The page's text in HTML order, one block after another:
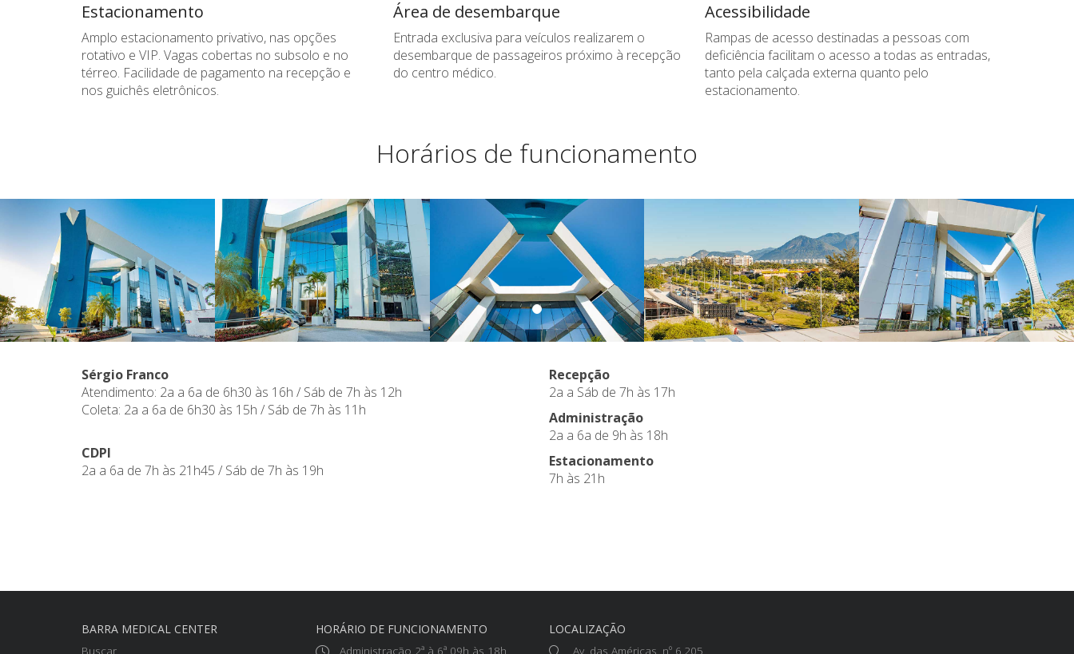
Estacionamento
Amplo estacionamento privativo, nas opções
rotativo e VIP. Vagas cobertas no subsolo e no
térreo. Facilidade de pagamento na recepção e
nos guichês eletrônicos.
Área de desembarque
Entrada exclusiva para veículos realizarem o
desembarque de passageiros próximo à recepção
do centro médico.
Acessibilidade
Rampas de acesso destinadas a pessoas com
deficiência facilitam o acesso a todas as entradas,
tanto pela calçada externa quanto pelo
estacionamento.
Horários de funcionamento
Sérgio Franco
Atendimento: 2a a 6a de 6h30 às 16h / Sáb de 7h às 12h
Coleta: 2a a 6a de 6h30 às 15h / Sáb de 7h às 11h
CDPI
2a a 6a de 7h às 21h45 / Sáb de 7h às 19h
Recepção
2a a Sáb de 7h às 17h
Administração
2a a 6a de 9h às 18h
Estacionamento
7h às 21h
BARRA MEDICAL CENTER
Buscar
HORÁRIO DE FUNCIONAMENTO
Administração 2ª à 6ª 09h às 18h
LOCALIZAÇÃO
Av. das Américas, nº 6.205